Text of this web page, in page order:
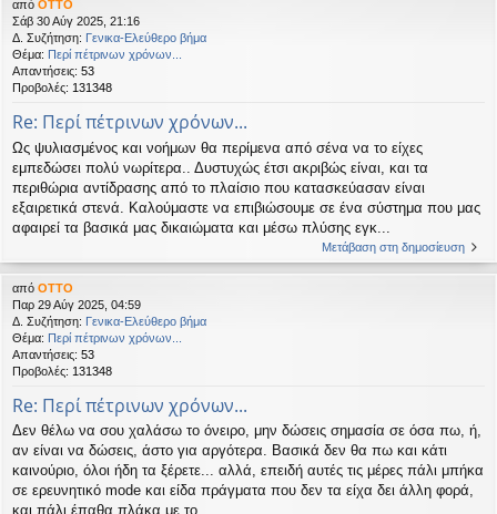
από OTTO
Σάβ 30 Αύγ 2025, 21:16
Δ. Συζήτηση: Γενικα-Ελεύθερο βήμα
Θέμα: Περί πέτρινων χρόνων...
Απαντήσεις: 53
Προβολές: 131348
Re: Περί πέτρινων χρόνων...
Ως ψυλιασμένος και νοήμων θα περίμενα από σένα να το είχες
εμπεδώσει πολύ νωρίτερα.. Δυστυχώς έτσι ακριβώς είναι, και τα
περιθώρια αντίδρασης από το πλαίσιο που κατασκεύασαν είναι
εξαιρετικά στενά. Καλούμαστε να επιβιώσουμε σε ένα σύστημα που μας
αφαιρεί τα βασικά μας δικαιώματα και μέσω πλύσης εγκ...
Μετάβαση στη δημοσίευση
από OTTO
Παρ 29 Αύγ 2025, 04:59
Δ. Συζήτηση: Γενικα-Ελεύθερο βήμα
Θέμα: Περί πέτρινων χρόνων...
Απαντήσεις: 53
Προβολές: 131348
Re: Περί πέτρινων χρόνων...
Δεν θέλω να σου χαλάσω το όνειρο, μην δώσεις σημασία σε όσα πω, ή,
αν είναι να δώσεις, άστο για αργότερα. Βασικά δεν θα πω και κάτι
καινούριο, όλοι ήδη τα ξέρετε... αλλά, επειδή αυτές τις μέρες πάλι μπήκα
σε ερευνητικό mode και είδα πράγματα που δεν τα είχα δει άλλη φορά,
και πάλι έπαθα πλάκα με το ...